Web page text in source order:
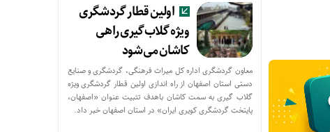
اولین قطار گردشگری
ویژه گلاب‌گیری راهی
کاشان می‌شود
معاون گردشگری اداره کل میراث فرهنگی، گردشگری و صنایع
دستی استان اصفهان از راه اندازی اولین قطار گردشگری ویژه
گلاب گیری به سمت کاشان باهدف تثبیت عنوان «اصفهان،
پایتخت گردشگری کویری ایران» در استان اصفهان خبر داد.